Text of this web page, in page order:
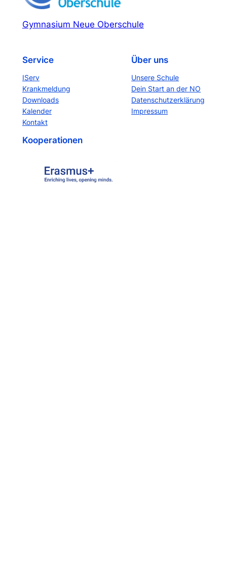
Gymnasium Neue Oberschule
Service
IServ
Krankmeldung
Downloads
Kalender
Kontakt
Über uns
Unsere Schule
Dein Start an der NO
Datenschutzerklärung
Impressum
Kooperationen